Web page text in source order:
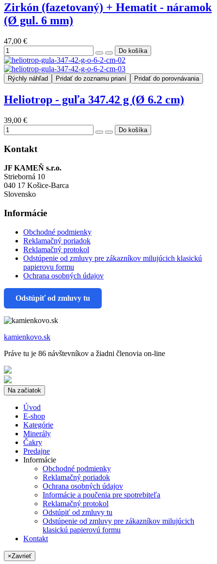
Zirkón (fazetovaný) + Hematit - náramok
(Ø gul. 6 mm)
47,00 €
Rýchly náhľad Pridať do zoznamu prianí Pridať do porovnávania
Heliotrop - guľa 347.42 g (Ø 6.2 cm)
39,00 €
Kontakt
JF KAMEŇ s.r.o.
Strieborná 10
040 17 Košice-Barca
Slovensko
Informácie
Obchodné podmienky
Reklamačný poriadok
Reklamačný protokol
Odstúpenie od zmluvy pre zákazníkov milujúcich klasickú
papierovu formu
Ochrana osobných údajov
Odstúpiť od zmluvy tu
kamienkovo.sk
Práve tu je 86 návštevníkov a žiadni členovia on-line
Na začiatok
Úvod
E-shop
Kategórie
Minerály
Čakry
Predajne
Informácie
Obchodné podmienky
Reklamačný poriadok
Ochrana osobných údajov
Informácie a poučenia pre spotrebiteľa
Reklamačný protokol
Odstúpiť od zmluvy tu
Odstúpenie od zmluvy pre zákazníkov milujúcich
klasickú papierovú formu
Kontakt
×Zavrieť